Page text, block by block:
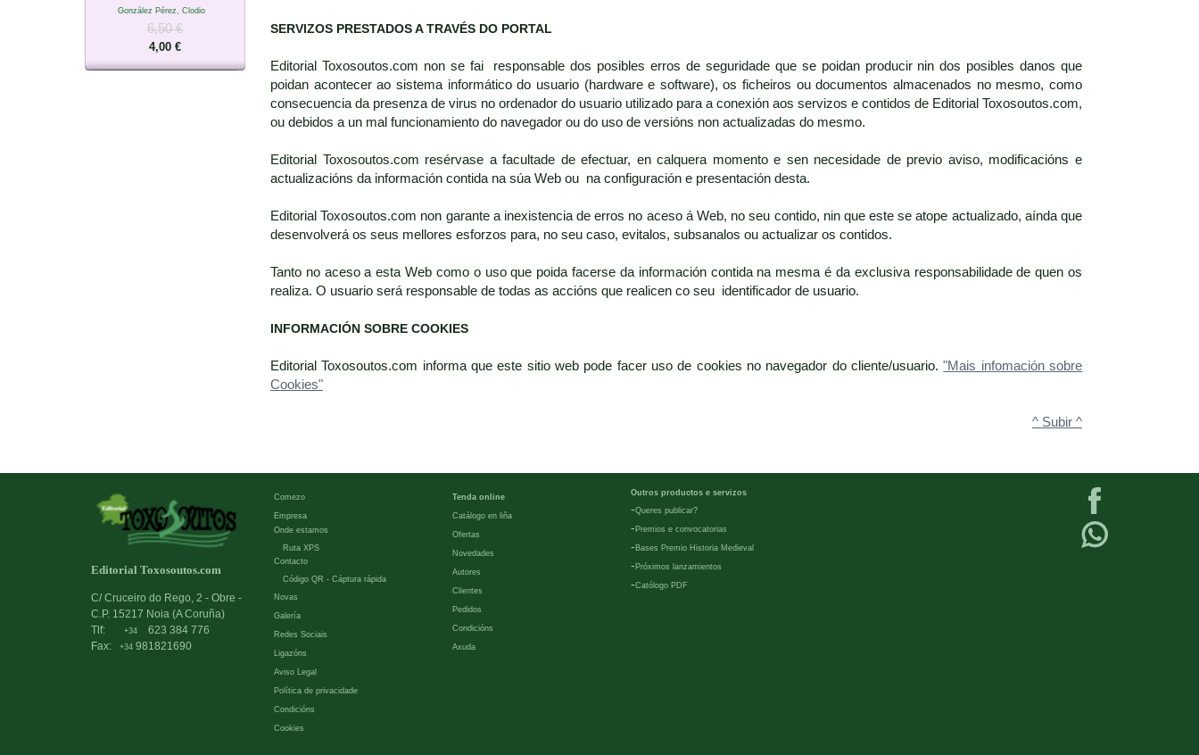
González Pérez, Clodio
6,50 €
4,00 €
SERVIZOS PRESTADOS A TRAVÉS DO PORTAL
Editorial Toxosoutos.com non se fai responsable dos posibles erros de seguridade que se poidan producir nin dos posibles danos que
poidan acontecer ao sistema informático do usuario (hardware e software), os ficheiros ou documentos almacenados no mesmo, como
consecuencia da presenza de virus no ordenador do usuario utilizado para a conexión aos servizos e contidos de Editorial Toxosoutos.com,
ou debidos a un mal funcionamiento do navegador ou do uso de versións non actualizadas do mesmo.
Editorial Toxosoutos.com resérvase a facultade de efectuar, en calquera momento e sen necesidade de previo aviso, modificacións e
actualizacións da información contida na súa Web ou na configuración e presentación desta.
Editorial Toxosoutos.com non garante a inexistencia de erros no aceso á Web, no seu contido, nin que este se atope actualizado, aínda que
desenvolverá os seus mellores esforzos para, no seu caso, evitalos, subsanalos ou actualizar os contidos.
Tanto no aceso a esta Web como o uso que poida facerse da información contida na mesma é da exclusiva responsabilidade de quen os
realiza. O usuario será responsable de todas as accións que realicen co seu identificador de usuario.
INFORMACIÓN SOBRE COOKIES
Editorial Toxosoutos.com informa que este sitio web pode facer uso de cookies no navegador do cliente/usuario."Mais infomación sobre
Cookies"
^ Subir ^
Editorial Toxosoutos.com
C/ Cruceiro do Rego, 2 - Obre -
C.P. 15217 Noia (A Coruña)
Tlf:
+34
623 384 776
Fax:
+34 981821690
Comezo
Empresa
Onde estamos
Ruta XPS
Contacto
Código QR - Cáptura rápida
Novas
Galería
Redes Sociais
Ligazóns
Aviso Legal
Política de privacidade
Condicións
Cookies
Tenda online
Catálogo en liña
Ofertas
Novedades
Autores
Clientes
Pedidos
Condicións
Axuda
Outros productos e servizos
-Queres publicar?
- Premios e convocatorias
- Bases Premio Historia Medieval
- Próximos lanzamientos
-Católogo PDF